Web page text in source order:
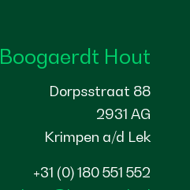
Boogaerdt Hout
Dorpsstraat 88
2931 AG
Krimpen a/d Lek
+31 (0) 180 551 552